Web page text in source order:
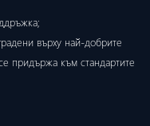
върху най-добрите
придържа към стандартите